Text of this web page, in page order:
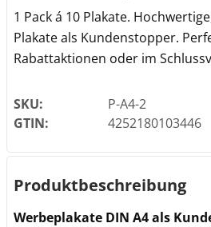
1 Pack á 10 Plakate.
Plakate als Kundenstopper.
Rabattaktionen oder im
SKU:
P-A4-2
GTIN:
4252180103446
Produktbeschreibung
Werbeplakate DIN A4 als